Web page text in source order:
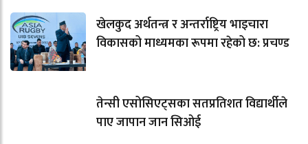
खेलकुद अर्थतन्त्र र अन्तर्राष्ट्रिय भाइचारा
विकासको माध्यमका रूपमा रहेको छ: प्रचण्ड
तेन्सी एसोसिएट्सका सतप्रतिशत विद्यार्थीले
पाए जापान जान सिओई